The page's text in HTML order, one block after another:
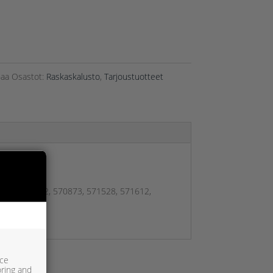
Osastot: Raskaskalusto, Tarjoustuotteet
570162, 570873, 571528, 571612,
and